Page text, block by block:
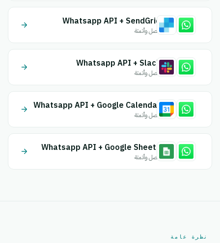
Whatsapp API + SendGrid
اتصل وأتمتة
Whatsapp API + Slack
اتصل وأتمتة
Whatsapp API + Google Calendar
اتصل وأتمتة
Whatsapp API + Google Sheets
اتصل وأتمتة
نظرة عامة